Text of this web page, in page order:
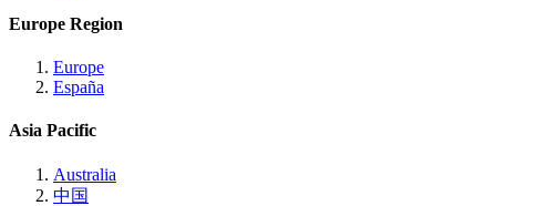
Europe Region
Europe
España
Asia Pacific
Australia
中国